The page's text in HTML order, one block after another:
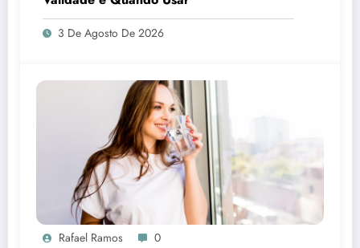
3 De Agosto De 2026
Rafael Ramos 0